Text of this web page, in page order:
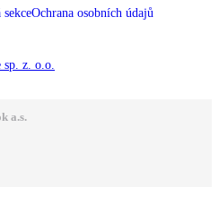
sekceOchrana osobních údajů
sp. z. o.o.
a.s.